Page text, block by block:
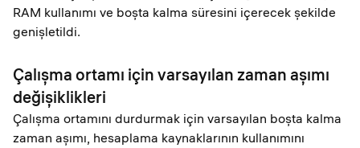
RAM kullanımı ve boşta kalma süresini içerecek şekilde
genişletildi.
Çalışma ortamı için varsayılan zaman aşımı
değişiklikleri
Çalışma ortamını durdurmak için varsayılan boşta kalma
zaman aşımı, hesaplama kaynaklarının kullanımını